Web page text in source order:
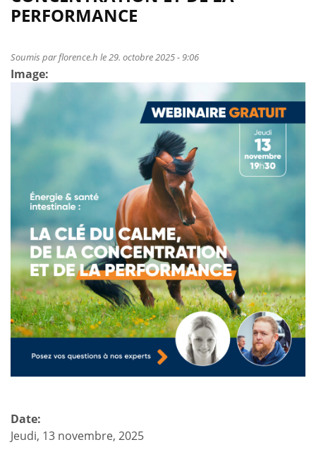
entre
PERFORMANCE
Soumis parflorence.h le 29. octobre 2025 - 9:06
Image:
Date:
Jeudi, 13 novembre, 2025